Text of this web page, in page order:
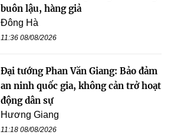
buôn lậu, hàng giả
Đông Hà
11:36 08/08/2026
Đại tướng Phan Văn Giang: Bảo đảm
an ninh quốc gia, không cản trở hoạt
động dân sự
Hương Giang
11:18 08/08/2026